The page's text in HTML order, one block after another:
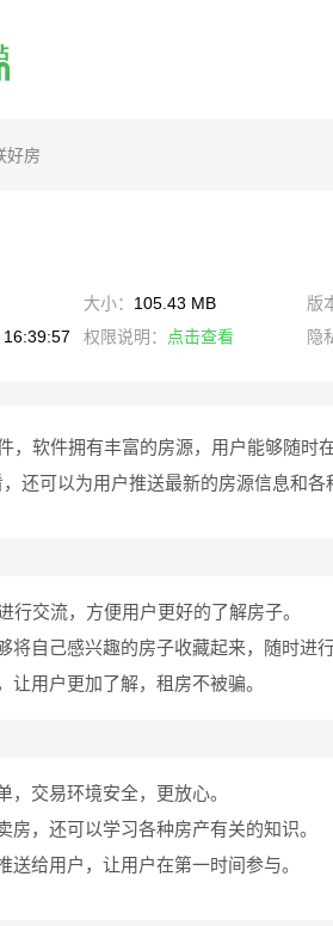
好房
大小： 105.43 MB 版
权限说明： 点击查看 隐
，软件拥有丰富的房源，用户能够随时
还可以为用户推送最新的房源信息和各
行交流，方便用户更好的了解房子。
自己感兴趣的房子收藏起来，随时进行
用户更加了解，租房不被骗。
交易环境安全，更放心。
，还可以学习各种房产有关的知识。
给用户，让用户在第一时间参与。